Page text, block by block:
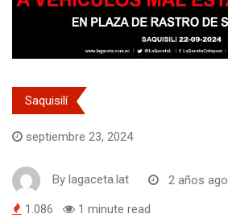
Saquisilí
septiembre 23, 2024
By lagaceta.lat 2 años ago
1.086 1 minute read